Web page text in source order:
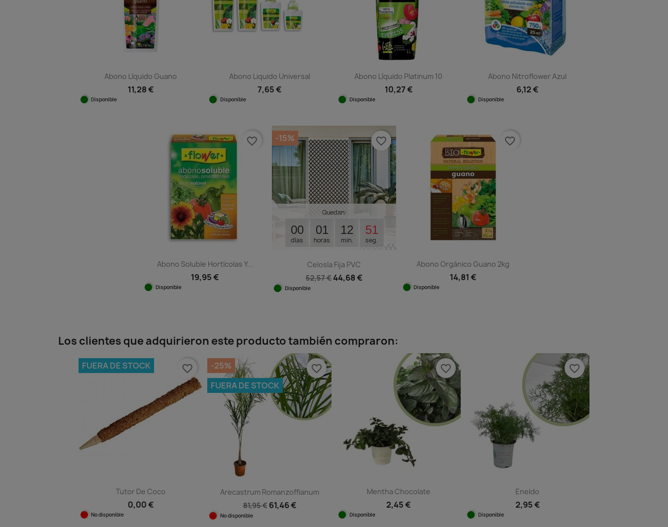
Abono Líquido Guano
11,28 €
Disponible
Abono Liquido Universal
7,65 €
Disponible
Abono Líquido Platinum 10
10,27 €
Disponible
Abono Nitroflower Azul
6,12 €
Disponible
Abono Soluble Hortícolas Y...
19,95 €
Disponible
favorite_border
Quedan:
00
días
01
horas
12
min.
50
seg.
Celosía Fija PVC
52,57 € 44,68 €
Disponible
-15% favorite_border
Abono Orgánico Guano 2kg
14,81 €
Disponible
favorite_border
Los clientes que adquirieron este producto también compraron:
Tutor De Coco
0,00 €
No disponible
FUERA DE STOCK favorite_border
Arecastrum Romanzoffianum
81,95 € 61,46 €
No disponible
-25%
FUERA DE STOCK
favorite_border
Mentha Chocolate
2,45 €
Disponible
favorite_border
Eneldo
2,95 €
Disponible
favorite_border